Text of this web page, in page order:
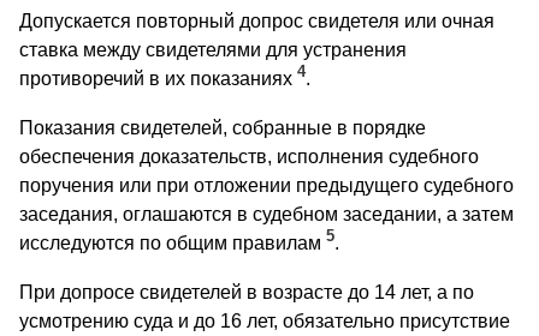
Допускается повторный допрос свидетеля или очная
ставка между свидетелями для устранения
противоречий в их показаниях 4.
Показания свидетелей, собранные в порядке
обеспечения доказательств, исполнения судебного
поручения или при отложении предыдущего судебного
заседания, оглашаются в судебном заседании, а затем
исследуются по общим правилам 5.
При допросе свидетелей в возрасте до 14 лет, а по
усмотрению суда и до 16 лет, обязательно присутствие